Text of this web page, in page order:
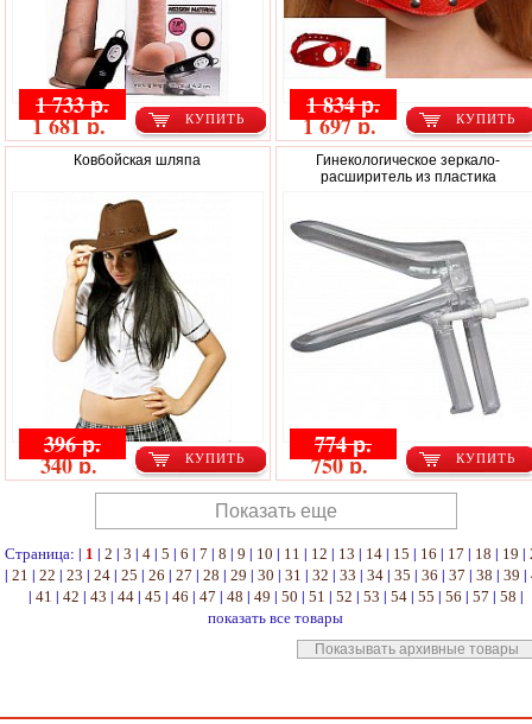
КУПИТЬ
1 733 р.
1 681 р. КУПИТЬ
1 834 р.
1 697 р.
Ковбойская шляпа
КУПИТЬ
396 р.
340 р.
Гинекологическое зеркало-
расширитель из пластика
КУПИТЬ
774 р.
750 р.
Показать еще
Страница: | 1 |2 |3 |4 |5 |6 |7 |8 |9 | 10 | 11 | 12 | 13 | 14 | 15 | 16 | 17 | 18 | 19 |
| 21 | 22 | 23 | 24 | 25 | 26 | 27 | 28 | 29 | 30 | 31 | 32 | 33 | 34 | 35 | 36 | 37 | 38 | 39 |
| 41 | 42 | 43 | 44 | 45 | 46 | 47 | 48 | 49 | 50 | 51 | 52 | 53 | 54 | 55 | 56 | 57 | 58 |
показать все товары
Показывать архивные товары